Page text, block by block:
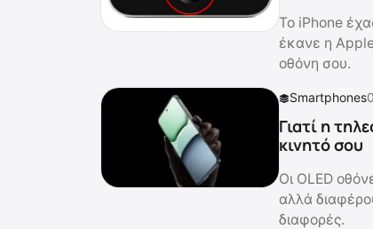
Το iPhone
έκανε η
οθόνη σου.
Smartphones
Γιατί η
κινητό σου
Οι OLED
αλλά
διαφορές.